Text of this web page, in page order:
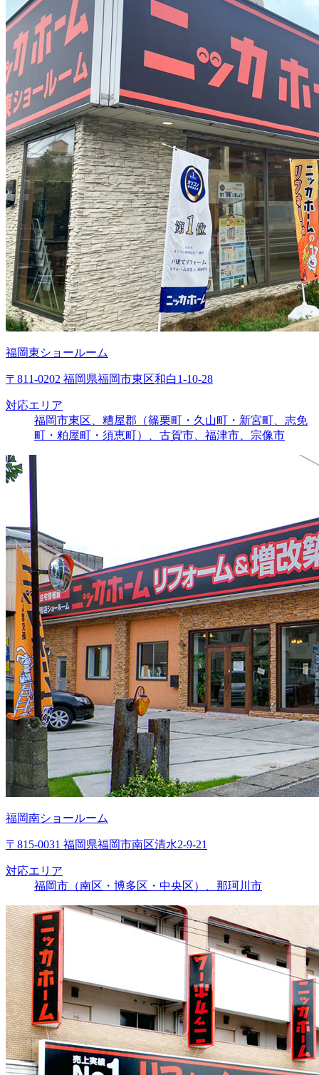
福岡東ショールーム
〒811-0202 福岡県福岡市東区和白1-10-28
対応エリア
福岡市東区、糟屋郡（篠栗町・久山町・新宮町、志免
町・粕屋町・須恵町）、古賀市、福津市、宗像市
福岡南ショールーム
〒815-0031 福岡県福岡市南区清水2-9-21
対応エリア
福岡市（南区・博多区・中央区）、那珂川市